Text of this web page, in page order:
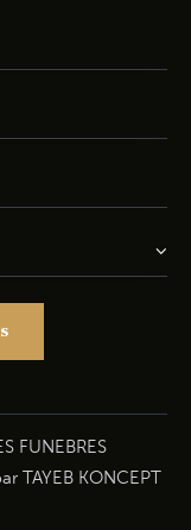
FUNEBRES
TAYEB KONCEPT